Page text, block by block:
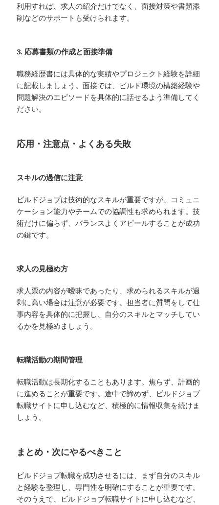
利用すれば、求人の紹介だけでなく、面接対策や書類添
削などのサポートも受けられます。
3. 応募書類の作成と面接準備
職務経歴書には具体的な実績やプロジェクト経験を詳細
に記載しましょう。面接では、ビルド環境の構築経験や
問題解決のエピソードを具体的に話せるよう準備してく
ださい。
応用・注意点・よくある失敗
スキルの過信に注意
ビルドジョブは技術的なスキルが重要ですが、コミュニ
ケーション能力やチームでの協調性も求められます。技
術だけに偏らず、バランスよくアピールすることが成功
の鍵です。
求人の見極め方
求人票の内容が曖昧であったり、求められるスキルが過
剰に高い場合は注意が必要です。担当者に質問をして仕
事内容を具体的に把握し、自分のスキルとマッチしてい
るかを見極めましょう。
転職活動の期間管理
転職活動は長期化することもあります。焦らず、計画的
に進めることが重要です。途中で諦めず、ビルドジョブ
転職サイトに申し込むなど、積極的に情報収集を続けま
しょう。
まとめ・次にやるべきこと
ビルドジョブ転職を成功させるには、まず自分のスキル
と経験を整理し、専門性を明確にすることが重要です。
そのうえで、ビルドジョブ転職サイトに申し込むなど、